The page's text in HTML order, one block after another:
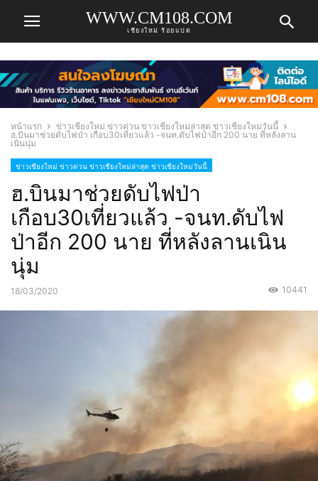
WWW.CM108.COM
เชียงใหม่ ร้อยแปด
หน้าแรก
ข่าวเชียงใหม่ ข่าวด่วน ข่าวเชียงใหม่ล่าสุด ข่าวเชียงใหม่วันนี้
ฮ.บินมาช่วยดับไฟป่า เกือบ30เที่ยวแล้ว -จนท.ดับไฟป่าอีก 200 นาย ที่หลังลาน
เนินนุ่ม
ข่าวเชียงใหม่ ข่าวด่วน ข่าวเชียงใหม่ล่าสุด ข่าวเชียงใหม่วันนี้
ฮ.บินมาช่วยดับไฟป่า
เกือบ30เที่ยวแล้ว -จนท.ดับไฟ
ป่าอีก 200 นาย ที่หลังลานเนิน
นุ่ม
18/03/2020 10441